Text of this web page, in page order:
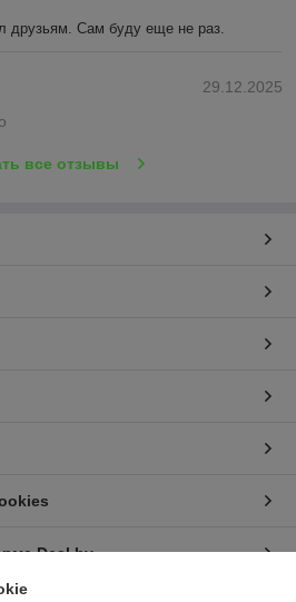
друзьям. Сам буду еще не раз.
29.12.2025
все отзывы
Deal.by